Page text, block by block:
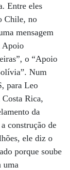
Entre eles
Chile, no
mensagem
Apoio
o “Apoio
Num
para Leo
Rica,
da
construção de
ele diz o
porque soube
uma